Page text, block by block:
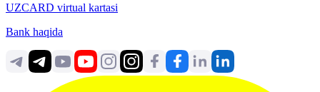
UZCARD virtual kartasi
Bank haqida